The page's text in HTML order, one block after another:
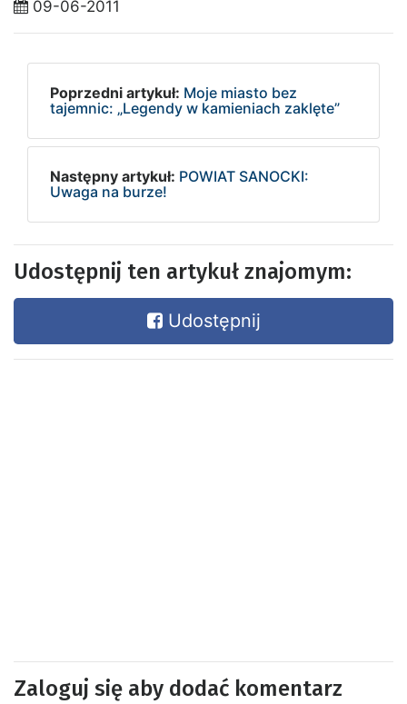
09-06-2011
Poprzedni artykuł: Moje miasto bez
tajemnic: „Legendy w kamieniach zaklęte”
Następny artykuł: POWIAT SANOCKI:
Uwaga na burze!
Udostępnij ten artykuł znajomym:
Udostępnij
Zaloguj się aby dodać komentarz